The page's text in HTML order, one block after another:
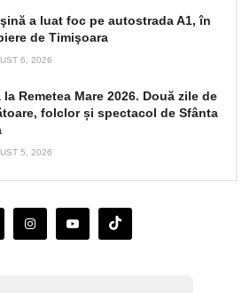
a luat foc pe autostrada A1, în
de Timişoara
6, 2026
la Remetea Mare 2026. Două zile de
folclor și spectacol de Sfânta
5, 2026